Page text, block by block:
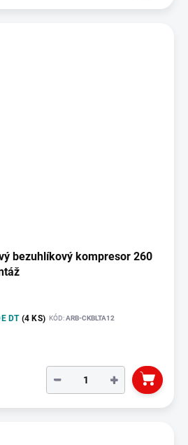
bezuhlíkový kompresor 260
DT (4 KS) KÓD:ARB-CKBLTA12
+
−